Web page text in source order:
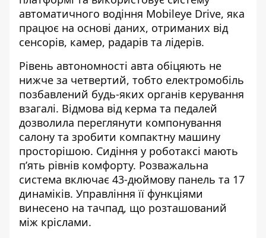
автоматичного водіння Mobileye Drive, яка
працює на основі даних, отриманих від
сенсорів, камер, радарів та лідерів.
Рівень автономності авта обіцяють не
нижче за четвертий, тобто електромобіль
позбавлений будь-яких органів керування
взагалі. Відмова від керма та педалей
дозволила переглянути компонування
салону та зробити компактну машину
просторішою. Сидіння у роботаксі мають
п’ять рівнів комфорту. Розважальна
система включає 43-дюймову панель та 17
динаміків. Управління її функціями
винесено на тачпад, що розташований
між кріслами.